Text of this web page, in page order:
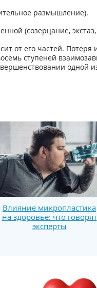
размышление).
(созерцание,
от его частей.
ступеней
одной
Влияние микропластика
на здоровье: что говорят
эксперты